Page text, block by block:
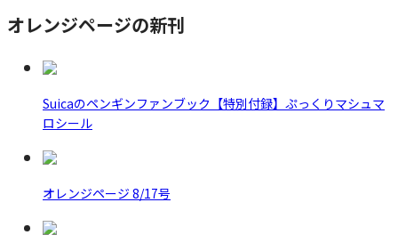
オレンジページの新刊
Suicaのペンギンファンブック【特別付録】ぷっくりマシュマ
ロシール
オレンジページ 8/17号